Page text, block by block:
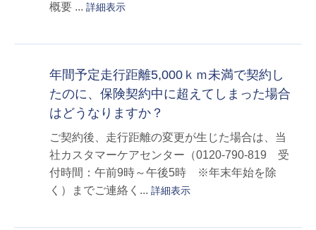
概要 ... 詳細表示
年間予定走行距離5,000ｋｍ未満で契約し
たのに、保険契約中に超えてしまった場合
はどうなりますか？
ご契約後、走行距離の変更が生じた場合は、当
社カスタマーケアセンター（0120-790-819 受
付時間：午前9時～午後5時 ※年末年始を除
く）までご連絡く... 詳細表示